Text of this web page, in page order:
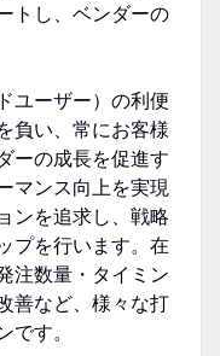
トし、ベンダーの
ユーザー）の利便
負い、常にお客様
ーの成長を促進す
マンス向上を実現
ンを追求し、戦略
プを行います。在
注数量・タイミン
善など、様々な打
す。